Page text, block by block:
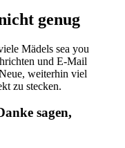
genug
Mädels sea you
und E-Mail
weiterhin viel
zu stecken.
sagen,